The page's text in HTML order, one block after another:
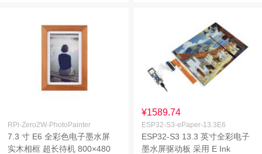
RPi-Zero2W-PhotoPainter
7.3 寸 E6 全彩色电子墨水屏
实木相框 超长待机 800×480
¥1589.74
ESP32-S3-ePaper-13.3E6
ESP32-S3 13.3 英寸全彩电子
墨水屏驱动板 采用 E Ink